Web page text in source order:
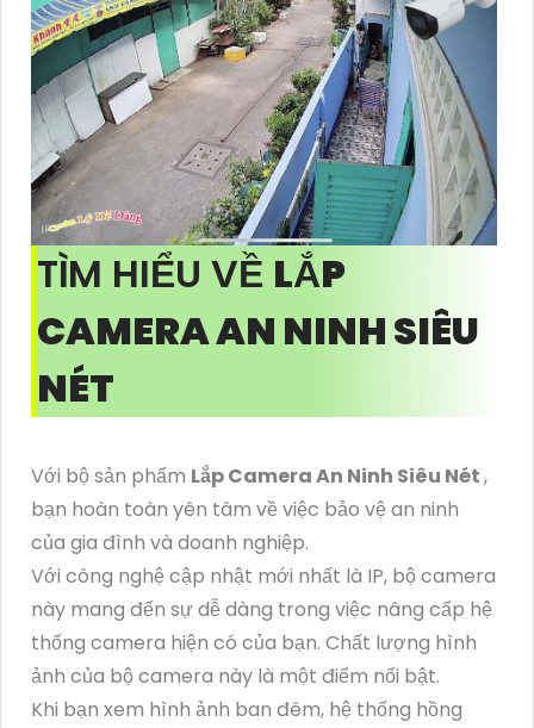
TÌM HIỂU VỀ LẮP
CAMERA AN NINH SIÊU
NÉT
Với bộ sản phẩm Lắp Camera An Ninh Siêu Nét,
bạn hoàn toàn yên tâm về việc bảo vệ an ninh
của gia đình và doanh nghiệp.
Với công nghệ cập nhật mới nhất là IP, bộ camera
này mang đến sự dễ dàng trong việc nâng cấp hệ
thống camera hiện có của bạn. Chất lượng hình
ảnh của bộ camera này là một điểm nổi bật.
Khi bạn xem hình ảnh ban đêm, hệ thống hồng